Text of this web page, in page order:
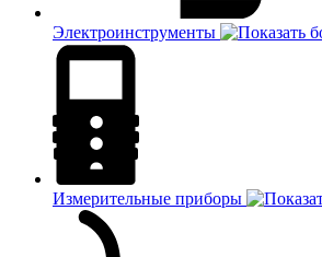
Электроинструменты
Измерительные приборы